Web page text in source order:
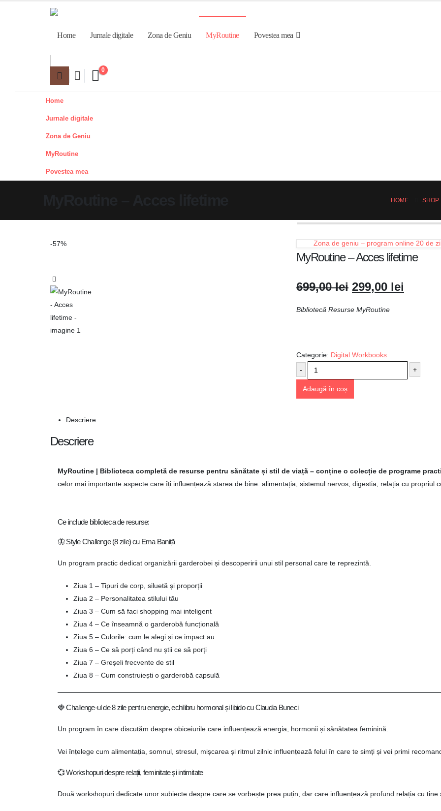
Home Jurnale digitale Zona de Geniu MyRoutine Povestea mea
0
Home
Jurnale digitale
Zona de Geniu
MyRoutine
Povestea mea
HOME SHOP
-57% Zona de geniu – program online 20 de
MyRoutine – Acces lifetime
699,00lei Prețul
a
299,00 lei
Bibliotecă Resurse MyRoutine
Categorie: Digital Workbooks
-
+
Adaugă în coș
Descriere
Descriere
MyRoutine | Biblioteca completă de resurse pentru sănătate și stil de viață – conține o colecție de programe
celor mai importante aspecte care îți influențează starea de bine: alimentația, sistemul nervos, digestia, relația cu propriul
Ce include biblioteca de resurse:
🦋 Style Challenge (8 zile) cu Ema Baniță
Un program practic dedicat organizării garderobei și descoperirii unui stil personal care te reprezintă.
Ziua 1 – Tipuri de corp, siluetă și proporții
Ziua 2 – Personalitatea stilului tău
Ziua 3 – Cum să faci shopping mai inteligent
Ziua 4 – Ce înseamnă o garderobă funcțională
Ziua 5 – Culorile: cum le alegi și ce impact au
Ziua 6 – Ce să porți când nu știi ce să porți
Ziua 7 – Greșeli frecvente de stil
Ziua 8 – Cum construiești o garderobă capsulă
🍓 Challenge-ul de 8 zile pentru energie, echilibru hormonal și libido cu Claudia Buneci
Un program în care discutăm despre obiceiurile care influențează energia, hormonii și sănătatea feminină.
Vei înțelege cum alimentația, somnul, stresul, mișcarea și ritmul zilnic influențează felul în care te simți și vei primi
💞 Workshopuri despre relații, feminitate și intimitate
Două workshopuri dedicate unor subiecte despre care se vorbește prea puțin, dar care influențează profund relația cu tine